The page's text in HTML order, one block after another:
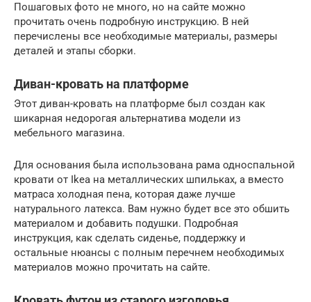
Пошаговых фото не много, но на сайте можно
прочитать очень подробную инструкцию. В ней
перечислены все необходимые материалы, размеры
деталей и этапы сборки.
Диван-кровать на платформе
Этот диван-кровать на платформе был создан как
шикарная недорогая альтернатива модели из
мебельного магазина.
Для основания была использована рама односпальной
кровати от Ikea на металлических шпильках, а вместо
матраса холодная пена, которая даже лучше
натурального латекса. Вам нужно будет все это обшить
материалом и добавить подушки. Подробная
инструкция, как сделать сиденье, поддержку и
остальные нюансы с полным перечнем необходимых
материалов можно прочитать на сайте.